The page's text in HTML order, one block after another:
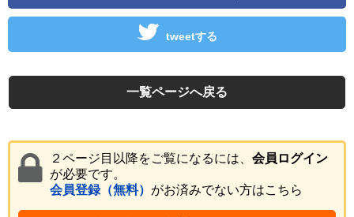
tweetする
一覧ページへ戻る
２ページ目以降をご覧になるには、 会員ログイン
が必要です。
会員登録（無料） がお済みでない方はこちら